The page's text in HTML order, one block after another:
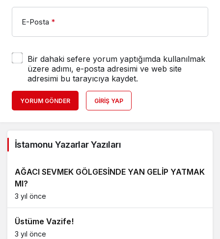
E-Posta *
Bir dahaki sefere yorum yaptığımda kullanılmak
üzere adımı, e-posta adresimi ve web site
adresimi bu tarayıcıya kaydet.
YORUM GÖNDER GIRIŞ YAP
İstamonu Yazarlar Yazıları
AĞACI SEVMEK GÖLGESİNDE YAN GELİP YATMAK
MI?
3 yıl önce
Üstüme Vazife!
3 yıl önce